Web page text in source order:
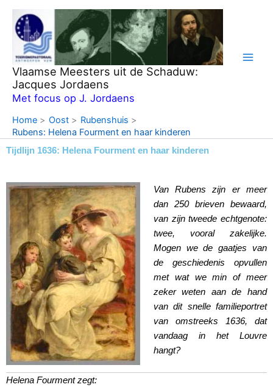
naar
inhoud
Vlaamse Meesters uit de Schaduw:
Jacques Jordaens
Met focus op J. Jordaens
Home Oost
Rubenshuis
Rubens: Helena Fourment en haar kinderen
Tijdlijn 1636: Helena Fourment en haar kinderen
Van Rubens zijn er meer
dan 250 brieven bewaard,
van zijn tweede echtgenote:
twee, vooral zakelijke.
Mogen we de gaatjes van
de geschiedenis opvullen
met wat we min of meer
zeker weten aan de hand
van dit snelle familieportret
van omstreeks 1636, dat
vandaag in het Louvre
hangt?
Helena Fourment zegt: